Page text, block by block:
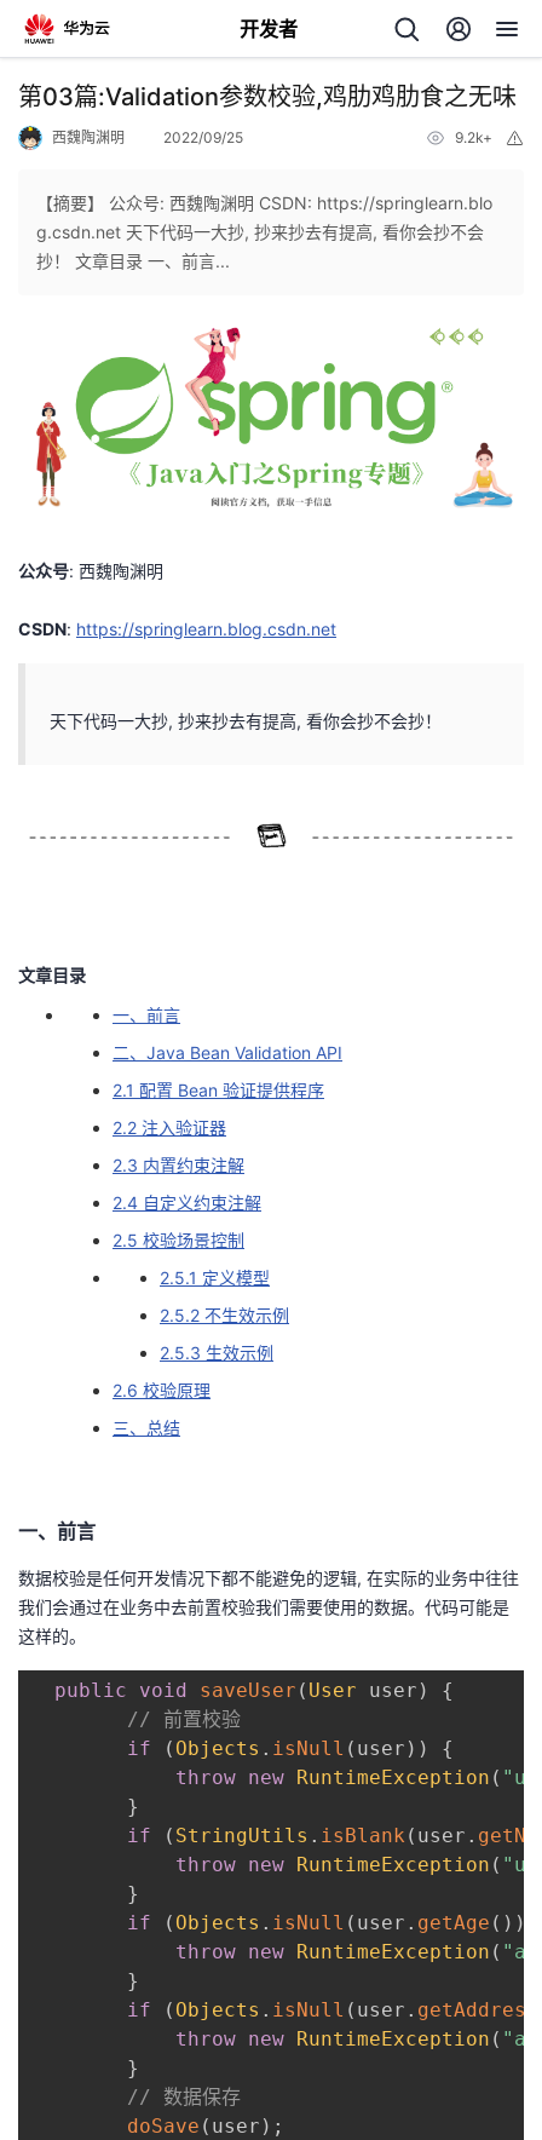
开发者
返
主
页
的
开
者
课
程
的
认
证
我
的
实
验
我
的
收
Programs
术
支
持
云
声
建
议
第03篇:Validation参数校验,鸡肋鸡肋食之无味
西魏陶渊明 2022/09/25 9.2k+
【摘要】 公众号: 西魏陶渊明 CSDN: https://springlearn.blo
g.csdn.net 天下代码一大抄, 抄来抄去有提高, 看你会抄不会
抄！ 文章目录 一、前言...
公众号: 西魏陶渊明
CSDN: https://springlearn.blog.csdn.net
天下代码一大抄, 抄来抄去有提高, 看你会抄不会抄！
文章目录
一、前言
二、Java Bean Validation API
2.1 配置 Bean 验证提供程序
2.2 注入验证器
2.3 内置约束注解
2.4 自定义约束注解
2.5 校验场景控制
2.5.1 定义模型
2.5.2 不生效示例
2.5.3 生效示例
2.6 校验原理
三、总结
一、前言
数据校验是任何开发情况下都不能避免的逻辑, 在实际的业务中往往
我们会通过在业务中去前置校验我们需要使用的数据。代码可能是
这样的。
public void saveUser ( User user )
{
// 前置校验
if
( Objects . isNull ( user ) )
{
throw new RuntimeException (
}
if
( StringUtils . isBlank ( user .
throw new RuntimeException (
}
if
( Objects . isNull ( user . getAge ( ) )
throw new RuntimeException (
}
if
( Objects . isNull ( user . getAddress
throw new RuntimeException (
}
// 数据保存
doSave ( user ) ;